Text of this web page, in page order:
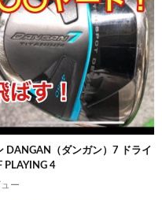
DANGAN（ダンガン）7 ドライ
PLAYING 4
ー